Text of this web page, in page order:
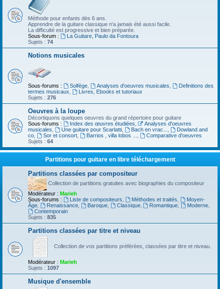
Méthode pour enfants dès 6 ans.
Apprendre de la guitare classique n'a jamais été aussi facile.
La difficulté est progressive et bien préparée.
Sous-forum :
La Guitare, Paulo da Fontoura
Sujets : 74
Notions musicales
Sous-forums : Solfège, Analyses d'oeuvres musicales
Definitions des
termes musicaux
Livres, Ebooks et tutoriaux
Sujets : 276
Oeuvres à la loupe
Décortiquons quelques oeuvres du grand répertoire pour guitare
Sous-forums :
Index des œuvres étudiées
Analyses d'oeuvres
musicales
Une guitare pour Scarlatti, Bach en vrac...
Dowland and
co
Sor et consort, Barrios , villa lobos ...
Comparative d'oeuvres
Sujets : 64
Partitions pour guitare en libre téléchargement
Partitions classées par compositeur
Collection de partitions gratuites avec biographies du compositeur
Modérateur : Marieh
Sous-forums :
Liste de compositeurs Méthodes et traités
Moyen-
Âge
Renaissance, Baroque, Classique, Romantique Moderne
Contemporain
Sujets : 835
Partitions classées par titre et niveau
Collection de vos partitions préférées, classées par titre et niveau.
Modérateur : Marieh
Sujets : 1097
Musique d'ensemble